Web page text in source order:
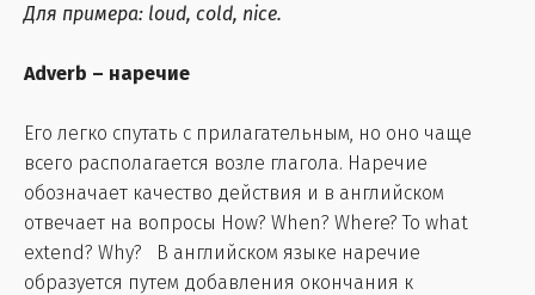
Для примера: loud, cold, nice.
Adverb – наречие
Его легко спутать с прилагательным, но оно чаще
всего располагается возле глагола. Наречие
обозначает качество действия и в английском
отвечает на вопросы How? When? Where? To what
extend? Why? В английском языке наречие
образуется путем добавления окончания к